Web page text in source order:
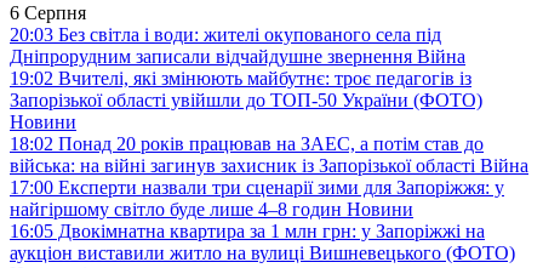
6 Серпня
20:03 Без світла і води: жителі окупованого села під
Дніпрорудним записали відчайдушне звернення Війна
19:02 Вчителі, які змінюють майбутнє: троє педагогів із
Запорізької області увійшли до ТОП-50 України (ФОТО)
Новини
18:02 Понад 20 років працював на ЗАЕС, а потім став до
війська: на війні загинув захисник із Запорізької області Війна
17:00 Експерти назвали три сценарії зими для Запоріжжя: у
найгіршому світло буде лише 4–8 годин Новини
16:05 Двокімнатна квартира за 1 млн грн: у Запоріжжі на
аукціон виставили житло на вулиці Вишневецького (ФОТО)